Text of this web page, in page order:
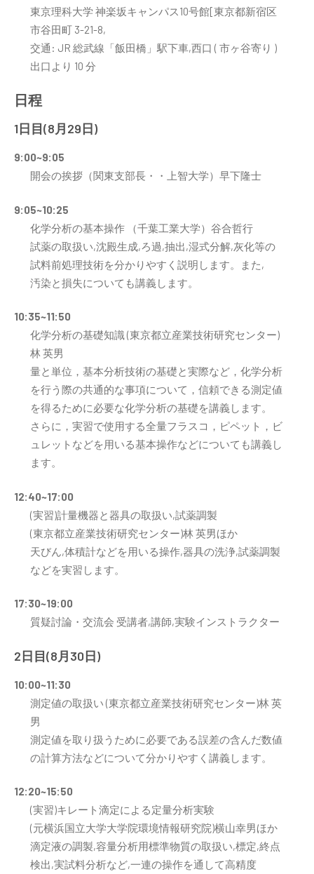
東京理科大学 神楽坂キャンパス10号館[東京都新宿区
市谷田町 3-21-8,
交通: JR 総武線「飯田橋」駅下車,西口 ( 市ヶ谷寄り )
出口より 10 分
日程
1日目(8月29日)
9:00~9:05
開会の挨拶（関東支部長・・上智大学）早下隆士
9:05~10:25
化学分析の基本操作 （千葉工業大学）谷合哲行
試薬の取扱い,沈殿生成,ろ過,抽出,湿式分解,灰化等の
試料前処理技術を分かりやすく説明します。また,
汚染と損失についても講義します。
10:35~11:50
化学分析の基礎知識 (東京都立産業技術研究センター)
林 英男
量と単位，基本分析技術の基礎と実際など，化学分析
を行う際の共通的な事項について，信頼できる測定値
を得るために必要な化学分析の基礎を講義します。
さらに，実習で使用する全量フラスコ，ピペット，ビ
ュレットなどを用いる基本操作などについても講義し
ます。
12:40~17:00
(実習)計量機器と器具の取扱い,試薬調製
(東京都立産業技術研究センター)林 英男ほか
天びん,体積計などを用いる操作,器具の洗浄,試薬調製
などを実習します。
17:30~19:00
質疑討論・交流会 受講者,講師,実験インストラクター
2日目(8月30日)
10:00~11:30
測定値の取扱い (東京都立産業技術研究センター)林 英
男
測定値を取り扱うために必要である誤差の含んだ数値
の計算方法などについて分かりやすく講義します。
12:20~15:50
(実習)キレート滴定による定量分析実験
(元横浜国立大学大学院環境情報研究院)横山幸男ほか
滴定液の調製,容量分析用標準物質の取扱い,標定,終点
検出,実試料分析など,一連の操作を通して高精度